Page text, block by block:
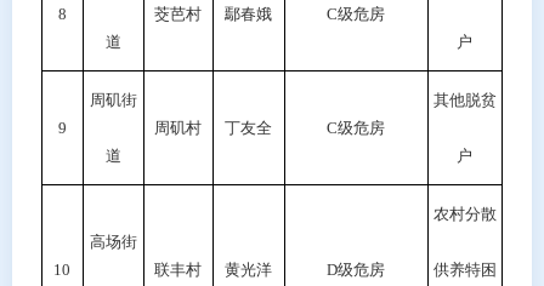
8
道
茭芭村 鄢春娥 C级危房
户
9
周矶街
道
周矶村 丁友全 C级危房
其他脱贫
户
10
高场街
联丰村 黄光洋 D级危房
农村分散
供养特困